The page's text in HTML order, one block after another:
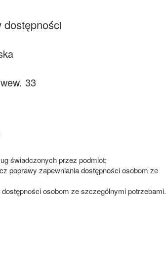
dostępności
33
świadczonych przez podmiot;
poprawy zapewniania dostępności osobom ze
osobom ze szczególnymi potrzebami.